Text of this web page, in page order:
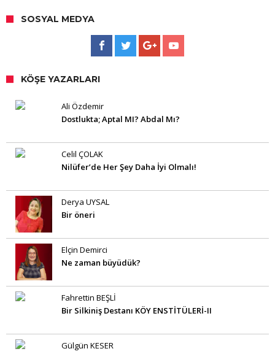
SOSYAL MEDYA
KÖŞE YAZARLARI
Ali Özdemir
Dostlukta; Aptal MI? Abdal Mı?
Celil ÇOLAK
Nilüfer’de Her Şey Daha İyi Olmalı!
Derya UYSAL
Bir öneri
Elçin Demirci
Ne zaman büyüdük?
Fahrettin BEŞLİ
Bir Silkiniş Destanı KÖY ENSTİTÜLERİ-II
Gülgün KESER